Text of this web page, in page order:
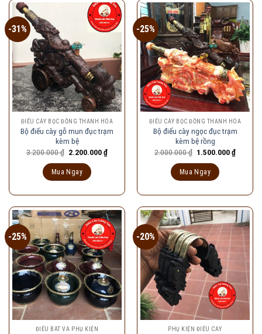
-31%
ĐIẾU CÀY BỌC ĐỒNG THANH HÓA
Bộ điếu cày gỗ mun đục trạm
kèm bệ
3.200.000₫ Giá
3.200.000 ₫.
2.200.000₫Giá
Mua Ngay
-25%
ĐIẾU CÀY BỌC ĐỒNG THANH HÓA
Bộ điếu cày ngọc đục trạm
kèm bệ rồng
2.000.000₫ Giá
2.000.000 ₫.
1.500.000₫Giá
Mua Ngay
-25%
ĐIẾU BÁT VÀ PHỤ KIỆN
-20%
PHỤ KIỆN ĐIẾU CÀY